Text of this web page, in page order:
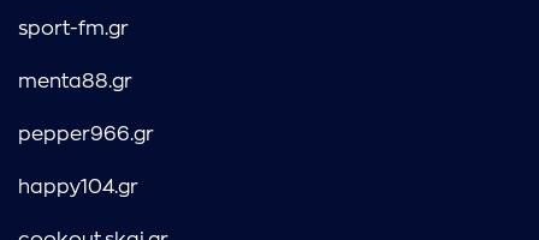
sport-fm.gr
menta88.gr
pepper966.gr
happy104.gr